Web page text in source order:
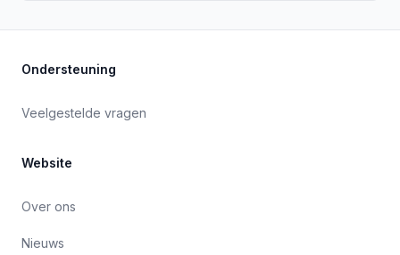
Ondersteuning
Veelgestelde vragen
Website
Over ons
Nieuws